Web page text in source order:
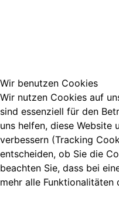
Wir benutzen Cookies
Wir nutzen Cookies auf
sind essenziell für den
uns helfen, diese Website
verbessern (Tracking
entscheiden, ob Sie die
beachten Sie, dass bei
mehr alle Funktionalitäten